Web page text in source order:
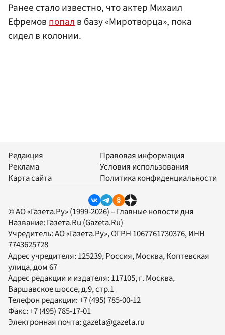
Ранее стало известно, что актер Михаил
Ефремовпопалв базу «Миротворца», пока
сидел в колонии.
Редакция
Реклама
Карта сайта
Правовая информация
Условия использования
Политика конфиденциальности
© АО «Газета.Ру» (1999-2026) – Главные новости дня
Название: Газета.Ru (Gazeta.Ru)
Учредитель:АО «Газета.Ру», ОГРН 1067761730376, ИНН
7743625728
Адрес учредителя: 125239, Россия, Москва, Коптевская
улица, дом 67
Адрес редакции и издателя: 117105, г. Москва,
Варшавское шоссе, д.9, стр.1
Телефон редакции:+7 (495) 785-00-12
Факс:+7 (495) 785-17-01
Электронная почта: gazeta@gazeta.ru